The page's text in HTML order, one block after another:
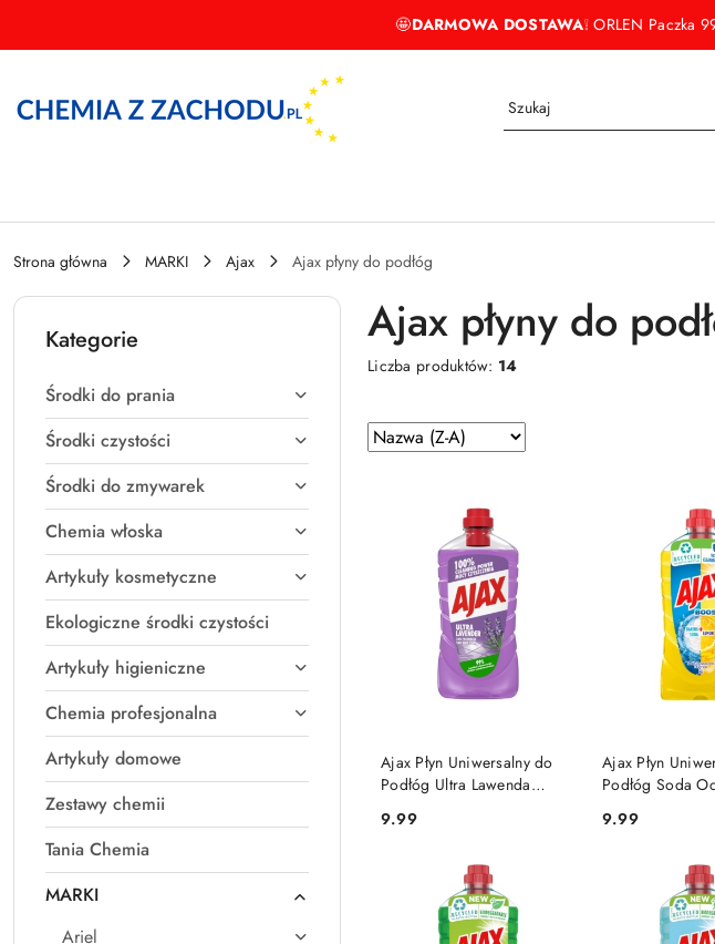
🤩DARMOWA DOSTAWA❕ ORLEN Paczka
Strona główna MARKI Ajax Ajax płyny do podłóg
Kategorie
Środki do prania
Środki czystości
Środki do zmywarek
Chemia włoska
Artykuły kosmetyczne
Ekologiczne środki czystości
Artykuły higieniczne
Chemia profesjonalna
Artykuły domowe
Zestawy chemii
Tania Chemia
MARKI
Ariel
Ajax płyny do
Liczba produktów: 14
Zastosowano
sortowanie:
Sortuj
według
Ajax Płyn Uniwersalny do
Podłóg Ultra Lawenda
Cena:
9.99
DO KOSZYKA
Ajax Płyn
Podłóg Soda
Cena:
9.99
DO